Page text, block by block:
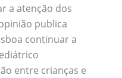
a atenção dos
publica
continuar a
entre crianças e